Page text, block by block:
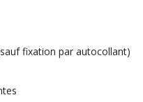
fixation par autocollant)